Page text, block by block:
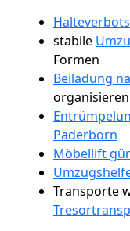
stabile
Formen
Beiladung
Paderborn
Möbellift
Transporte